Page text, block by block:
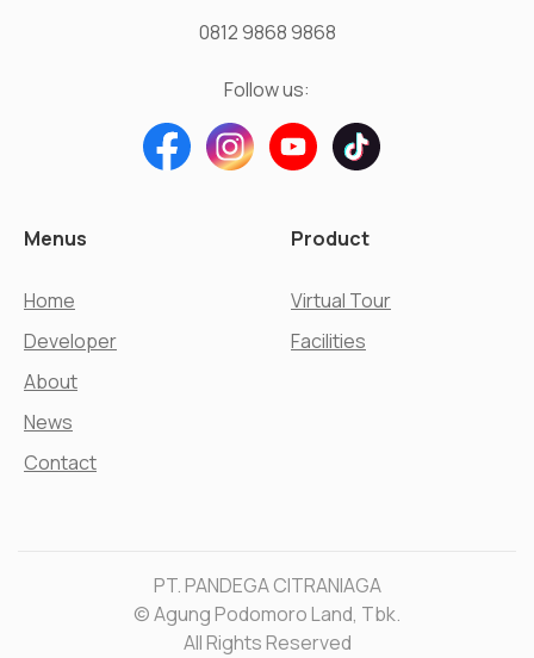
0812 9868 9868
Follow us:
Menus
Home
Developer
About
News
Contact
Product
Virtual Tour
Facilities
PT. PANDEGA CITRANIAGA
© Agung Podomoro Land, Tbk.
All Rights Reserved